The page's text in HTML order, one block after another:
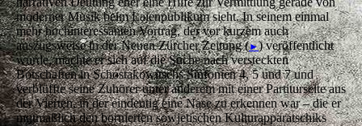
moderner Musik beim Laienpublikum sieht. In seinem einmal
mehr hochinteressanten Vortrag, der vor kurzem auch
auszugsweise in der Neuen Zürcher Zeitung (►) veröffentlicht
wurde, machte er sich auf die Suche nach versteckten
Botschaften in Schostakowitschs Sinfonien 4, 5 und 7 und
verblüffte seine Zuhörer unter anderem mit einer Partiturseite aus
der Vierten, in der eindeutig eine Nase zu erkennen war – die er
mutmaßlich den bornierten sowjetischen Kulturapparatschiks